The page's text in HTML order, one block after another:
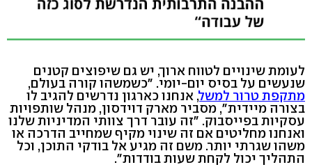
לעומת שינויים לטווח ארוך, יש גם שיפוצים קטנים
שנעשים על בסיס יום-יומי. "כשמשהו קורה בעולם,
מתקפת טרור למשל, אנחנו כארגון נדרשים להגיב לו
בצורה מיידית", מסביר מארק דוידסון, מנהל שותפויות
עסקיות בפייסבוק. "זה עובר דרך צוותי המדיניות שלנו
ואנחנו מחליטים אם זה שינוי מקיף שמחייב הדרכה או
משהו שגרתי יותר. משם זה מגיע אל בודקי התוכן, וכל
התהליך יכול לקחת שעות בודדות".